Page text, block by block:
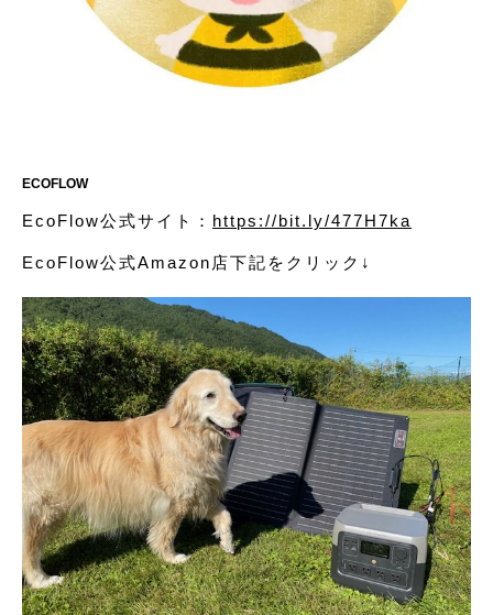
ECOFLOW
EcoFlow公式サイト： https://bit.ly/477H7ka
EcoFlow公式Amazon店下記をクリック↓